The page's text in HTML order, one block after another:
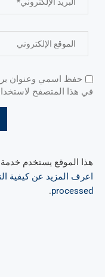
حفظ اسمي وعنوان
في هذا المتصفح
هذا الموقع يستخدم
اعرف المزيد عن كيفية
processed
.